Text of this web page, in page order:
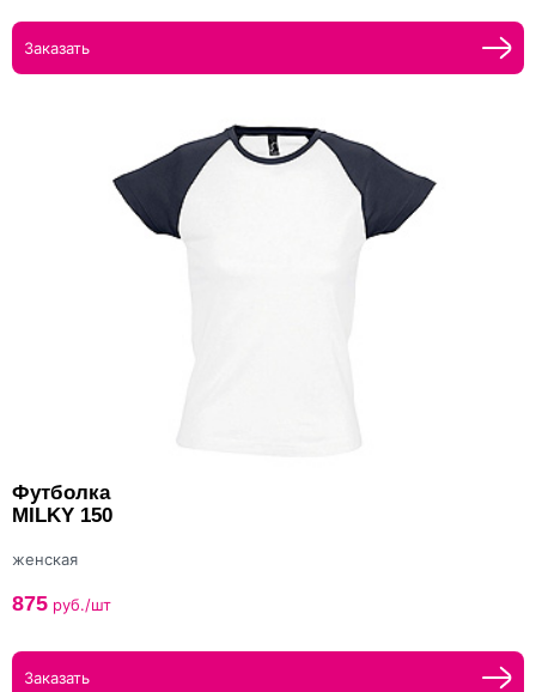
Заказать
Футболка
MILKY 150
женская
875 руб./шт
Заказать